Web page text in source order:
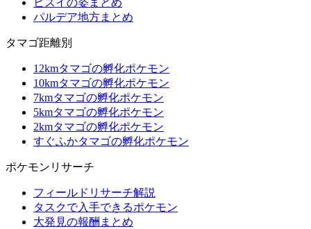
ヒスイの姿まとめ
パルデア地方まとめ
タマゴ距離別
12kmタマゴの孵化ポケモン
10kmタマゴの孵化ポケモン
7kmタマゴの孵化ポケモン
5kmタマゴの孵化ポケモン
2kmタマゴの孵化ポケモン
すぐふかタマゴの孵化ポケモン
ポケモンリサーチ
フィールドリサーチ解説
タスクで入手できるポケモン
大発見の報酬まとめ